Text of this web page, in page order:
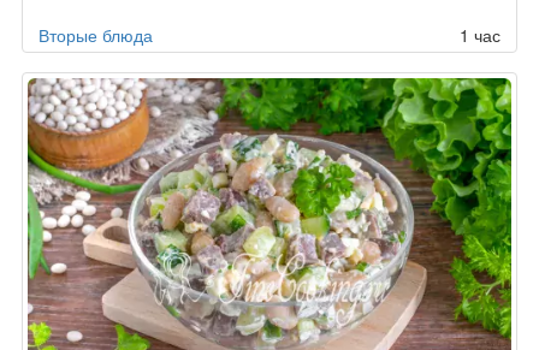
Вторые блюда 1 час